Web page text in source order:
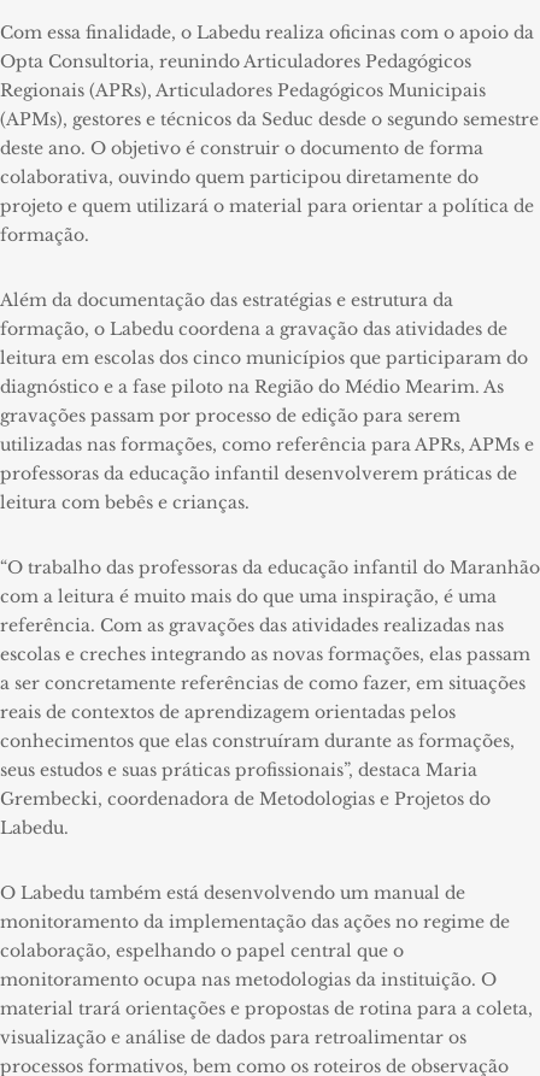
Com essa finalidade, o Labedu realiza oficinas com o apoio da
Opta Consultoria, reunindo Articuladores Pedagógicos
Regionais (APRs), Articuladores Pedagógicos Municipais
(APMs), gestores e técnicos da Seduc desde o segundo semestre
deste ano. O objetivo é construir o documento de forma
colaborativa, ouvindo quem participou diretamente do
projeto e quem utilizará o material para orientar a política de
formação.
Além da documentação das estratégias e estrutura da
formação, o Labedu coordena a gravação das atividades de
leitura em escolas dos cinco municípios que participaram do
diagnóstico e a fase piloto na Região do Médio Mearim. As
gravações passam por processo de edição para serem
utilizadas nas formações, como referência para APRs, APMs e
professoras da educação infantil desenvolverem práticas de
leitura com bebês e crianças.
“O trabalho das professoras da educação infantil do Maranhão
com a leitura é muito mais do que uma inspiração, é uma
referência. Com as gravações das atividades realizadas nas
escolas e creches integrando as novas formações, elas passam
a ser concretamente referências de como fazer, em situações
reais de contextos de aprendizagem orientadas pelos
conhecimentos que elas construíram durante as formações,
seus estudos e suas práticas profissionais”, destaca Maria
Grembecki, coordenadora de Metodologias e Projetos do
Labedu.
O Labedu também está desenvolvendo um manual de
monitoramento da implementação das ações no regime de
colaboração, espelhando o papel central que o
monitoramento ocupa nas metodologias da instituição. O
material trará orientações e propostas de rotina para a coleta,
visualização e análise de dados para retroalimentar os
processos formativos, bem como os roteiros de observação